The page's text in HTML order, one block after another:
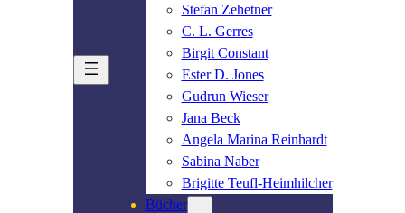
Stefan Zehetner
C. L. Gerres
Birgit Constant
Ester D. Jones
Gudrun Wieser
Jana Beck
Angela Marina Reinhardt
Sabina Naber
Brigitte Teufl-Heimhilcher
Bücher